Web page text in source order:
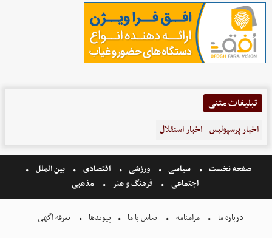
تبلیغات متنی
اخبار پرسپولیس اخبار استقلال
صفحه نخست سیاسی ورزشی اقتصادی
بین الملل
اجتماعی
فرهنگ و هنر مذهبی
درباره ما مرامنامه تماس با ما پیوندها تعرفه اگهی